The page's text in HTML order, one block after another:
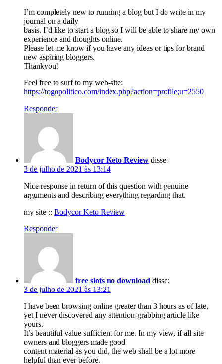
I’m completely new to running a blog but I do write in my
journal on a daily
basis. I’d like to start a blog so I will be able to share my own
experience and thoughts online.
Please let me know if you have any ideas or tips for brand
new aspiring bloggers.
Thankyou!
Feel free to surf to my web-site:
https://togopolitico.com/index.php?action=profile;u=2550
Responder
Bodycor Keto Review disse:
3 de julho de 2021 às 13:14
Nice response in return of this question with genuine
arguments and describing everything regarding that.
my site :: Bodycor Keto Review
Responder
free slots no download disse:
3 de julho de 2021 às 13:21
I have been browsing online greater than 3 hours as of late,
yet I never discovered any attention-grabbing article like
yours.
It’s beautiful value sufficient for me. In my view, if all site
owners and bloggers made good
content material as you did, the web shall be a lot more
helpful than ever before.